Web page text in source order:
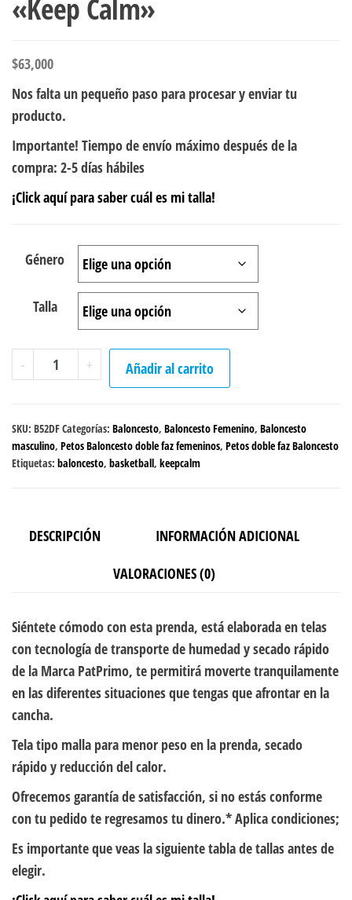
«Keep Calm»
$63,000
Nos falta un pequeño paso para procesar y enviar tu
producto.
Importante! Tiempo de envío máximo después de la
compra: 2-5 días hábiles
¡Click aquí para saber cuál es mi talla!
Género
Talla
-
Peto
doble
Baloncesto
"Keep
Calm"
+ Añadir al carrito
SKU: B52DFCategorías: Baloncesto, Baloncesto Femenino, Baloncesto
masculino, Petos Baloncesto doble faz femeninos, Petos doble faz Baloncesto
Etiquetas: baloncesto, basketball, keepcalm
DESCRIPCIÓN
INFORMACIÓN ADICIONAL
VALORACIONES (0)
Siéntete cómodo con esta prenda, está elaborada en telas
con tecnología de transporte de humedad y secado rápido
de la Marca PatPrimo, te permitirá moverte tranquilamente
en las diferentes situaciones que tengas que afrontar en la
cancha.
Tela tipo malla para menor peso en la prenda, secado
rápido y reducción del calor.
Ofrecemos garantía de satisfacción, si no estás conforme
con tu pedido te regresamos tu dinero.* Aplica condiciones;
Es importante que veas la siguiente tabla de tallas antes de
elegir.